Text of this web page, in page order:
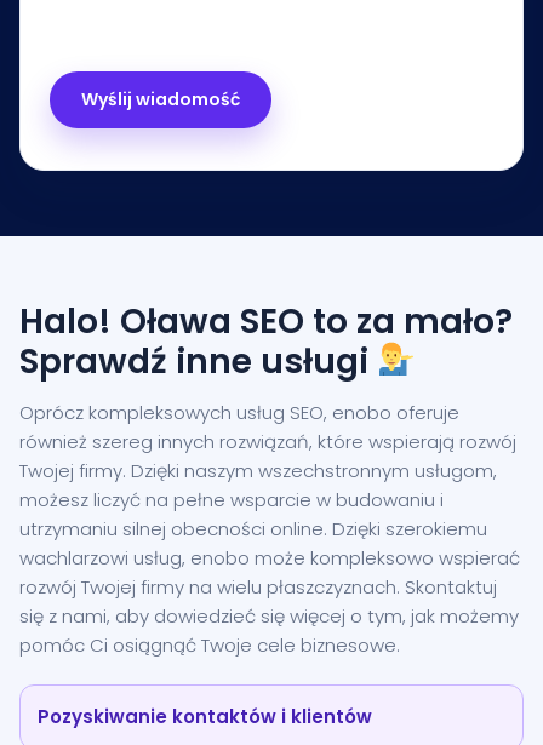
Halo! Oława SEO to za mało?
Sprawdź inne usługi
Oprócz kompleksowych usług SEO, enobo oferuje
również szereg innych rozwiązań, które wspierają rozwój
Twojej firmy. Dzięki naszym wszechstronnym usługom,
możesz liczyć na pełne wsparcie w budowaniu i
utrzymaniu silnej obecności online. Dzięki szerokiemu
wachlarzowi usług, enobo może kompleksowo wspierać
rozwój Twojej firmy na wielu płaszczyznach. Skontaktuj
się z nami, aby dowiedzieć się więcej o tym, jak możemy
pomóc Ci osiągnąć Twoje cele biznesowe.
Pozyskiwanie kontaktów i klientów